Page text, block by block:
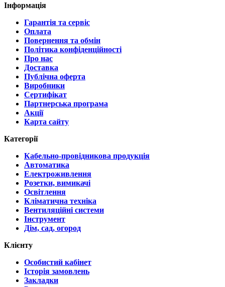
Інформація
Гарантія та сервіс
Оплата
Повернення та обмін
Політика конфіденційності
Про нас
Доставка
Публічна оферта
Виробники
Сертифікат
Партнерська програма
Акції
Карта сайту
Категорії
Кабельно-провідникова продукція
Автоматика
Електроживлення
Розетки, вимикачі
Освітлення
Кліматична техніка
Вентиляційні системи
Інструмент
Дім, сад, огород
Клієнту
Особистий кабінет
Історія замовлень
Закладки